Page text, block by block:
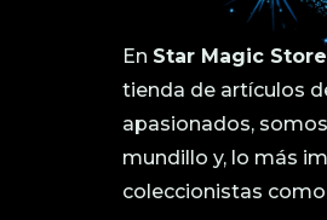
En Star Magic Store
tienda de artículos
apasionados,
mundillo y, lo más
coleccionistas